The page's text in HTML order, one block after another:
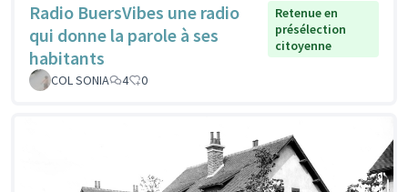
Radio BuersVibes une radio
qui donne la parole à ses
habitants
Retenue en
présélection
citoyenne
COL SONIA 4 0